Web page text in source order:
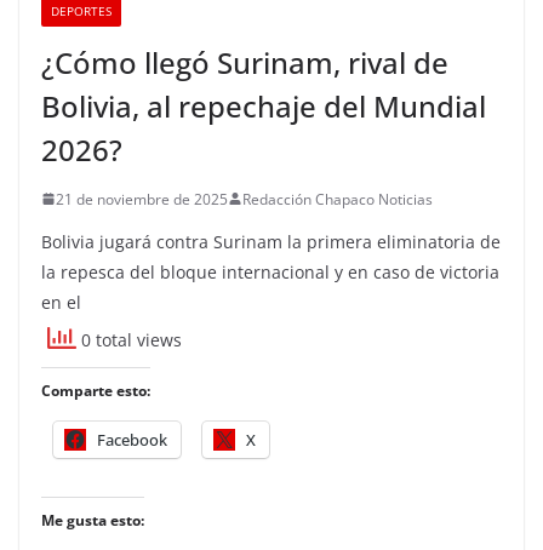
DEPORTES
¿Cómo llegó Surinam, rival de
Bolivia, al repechaje del Mundial
2026?
21 de noviembre de 2025 Redacción Chapaco Noticias
Bolivia jugará contra Surinam la primera eliminatoria de
la repesca del bloque internacional y en caso de victoria
en el
0 total views
Comparte esto:
Facebook X
Me gusta esto: